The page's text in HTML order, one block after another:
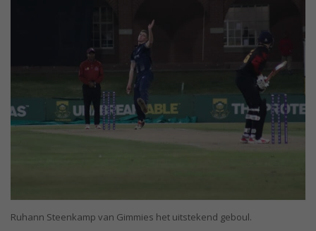
Ruhann Steenkamp van Gimmies het uitstekend geboul.